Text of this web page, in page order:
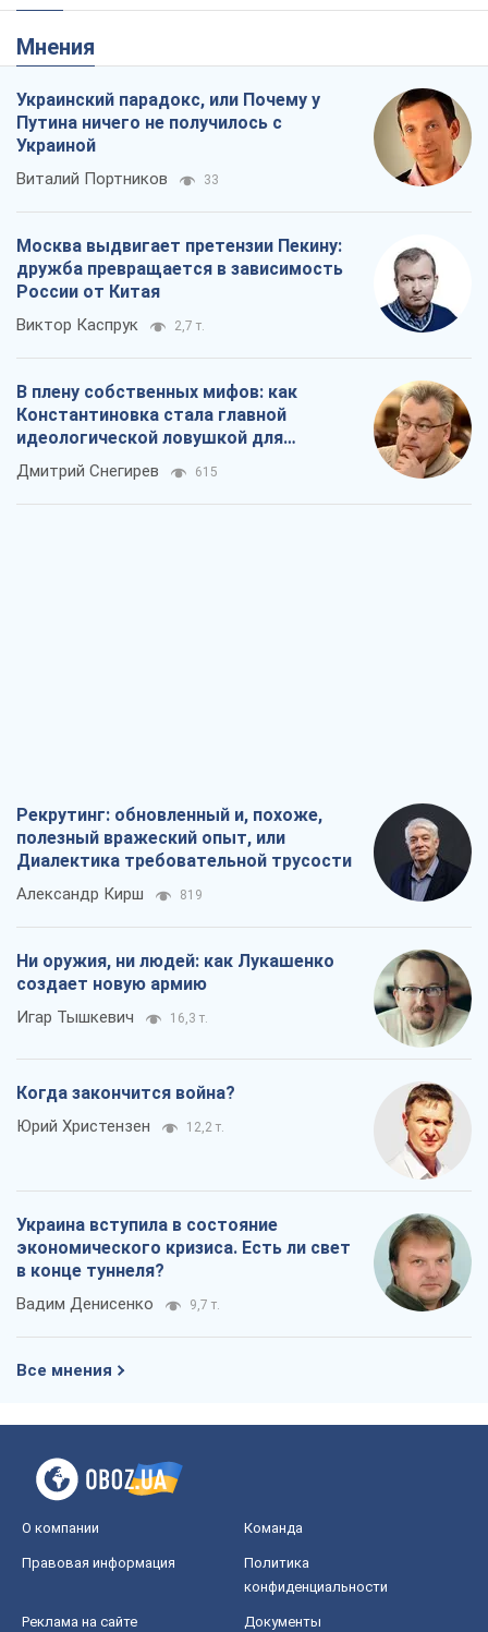
Мнения
Украинский парадокс, или Почему у
Путина ничего не получилось с
Украиной
Виталий Портников 33
Москва выдвигает претензии Пекину:
дружба превращается в зависимость
России от Китая
Виктор Каспрук 2,7 т.
В плену собственных мифов: как
Константиновка стала главной
идеологической ловушкой для
российских оккупантов
Дмитрий Снегирев 615
Рекрутинг: обновленный и, похоже,
полезный вражеский опыт, или
Диалектика требовательной трусости
Александр Кирш 819
Ни оружия, ни людей: как Лукашенко
создает новую армию
Игар Тышкевич 16,3 т.
Когда закончится война?
Юрий Христензен 12,2 т.
Украина вступила в состояние
экономического кризиса. Есть ли свет
в конце туннеля?
Вадим Денисенко 9,7 т.
Все мнения
О компании Команда
Правовая информация
Политика
конфиденциальности
Реклама на сайте Документы